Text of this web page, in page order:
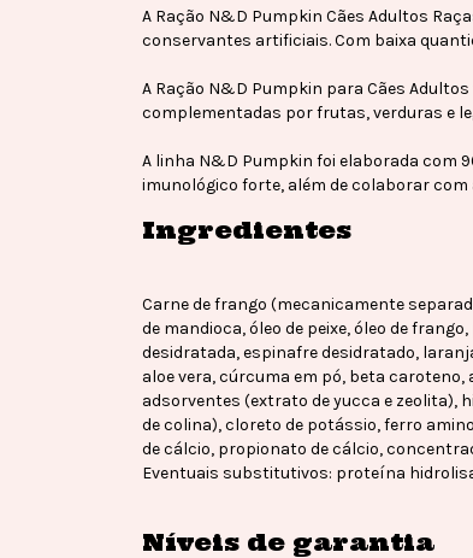
A Ração N&D Pumpkin Cães Adultos
conservantes artificiais. Com baixa
A Ração N&D Pumpkin para Cães
complementadas por frutas, verduras e
A linha N&D Pumpkin foi elaborada com
imunológico forte, além de colaborar
Ingredientes
Carne de frango (mecanicamente
de mandioca, óleo de peixe, óleo de
desidratada, espinafre desidratado,
aloe vera, cúrcuma em pó, beta
adsorventes (extrato de yucca e zeolita),
de colina), cloreto de potássio, ferro
de cálcio, propionato de cálcio,
Eventuais substitutivos: proteína
Níveis de garantia